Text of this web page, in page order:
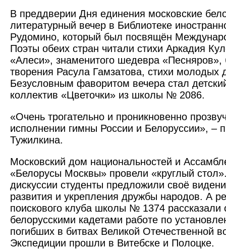
В преддверии Дня единения московские
литературный вечер в Библиотеке
Рудомино, который был посвящён
Поэты обеих стран читали стихи Аркадия
«Алеси», знаменитого шедевра «Песняров»,
творения Расула Гамзатова, стихи молодых
Безусловным фаворитом вечера стал
коллектив «Цветоч­ки» из школы № 2086.
«Очень трогательно и проникновенно
исполнении гимны России и Белоруссии», –
Тужилкина.
Московский дом нацио­нальностей и
«Белорусы Моск­вы» провели «круглый
дискуссии студенты предложили своё
развития и укрепления дружбы народов. А
поискового клуба школы № 1374 рассказали
бело­русскими кадетами работе по
погибших в битвах Великой Отечественной
Экспедиции прошли в Витебске и Полоцке.